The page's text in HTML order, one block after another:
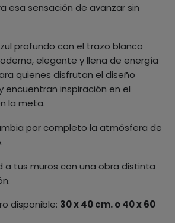
esa sensación de avanzar sin
profundo con el trazo blanco
elegante y llena de energía
quienes disfrutan el diseño
inspiración en el
la meta.
por completo la atmósfera de
a tus muros con una obra distinta
disponible: 30 x 40 cm. o 40 x 60